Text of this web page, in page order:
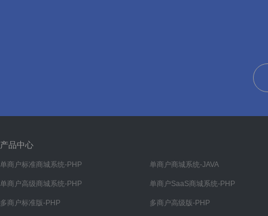
登录注册
提现设置
订单设置
产品中心
单商户标准商城系统-PHP 单商户商城系统-JAVA
单商户高级商城系统-PHP 单商户SaaS商城系统-PHP
多商户标准版-PHP 多商户高级版-PHP